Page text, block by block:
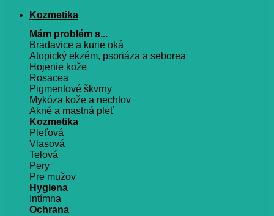
Kozmetika
Mám problém s...
Bradavice a kurie oká
Atopický ekzém, psoriáza a seborea
Hojenie kože
Rosacea
Pigmentové škvrny
Mykóza kože a nechtov
Akné a mastná pleť
Kozmetika
Pleťová
Vlasová
Telová
Pery
Pre mužov
Hygiena
Intímna
Ochrana